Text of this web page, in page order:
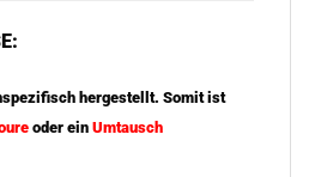
hergestellt. Somit ist
oder ein Umtausch